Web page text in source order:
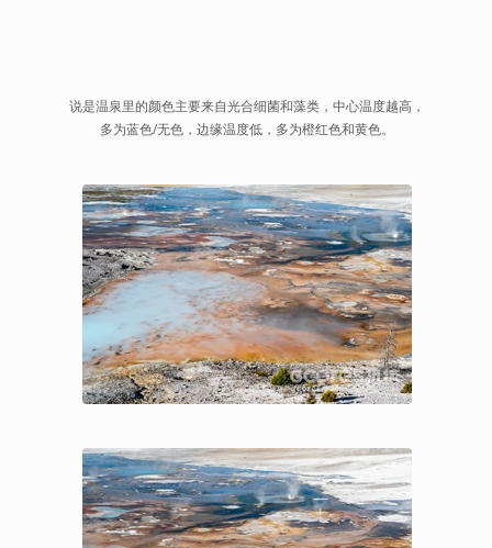
说是温泉里的颜色主要来自光合细菌和藻类，中心温度越高，
多为蓝色/无色，边缘温度低，多为橙红色和黄色。